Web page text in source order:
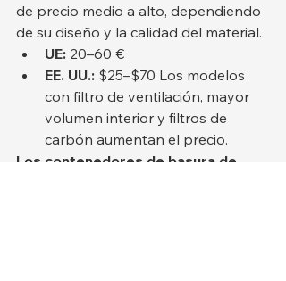
de precio medio a alto, dependiendo
de su diseño y la calidad del material.
UE: 20–60 €
EE. UU.: $25–$70 Los modelos
con filtro de ventilación, mayor
volumen interior y filtros de
carbón aumentan el precio.
Los contenedores de basura de